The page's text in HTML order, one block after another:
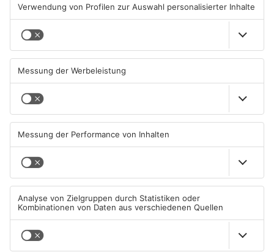
Neue Baugrundstücke für
Heimbuchenthal?
06.08.2026, 11:39 UHR IN KREIS
Tante Enso übernimmt
06.08.2026, 05:30 UHR IN KREIS
TOPNEWS